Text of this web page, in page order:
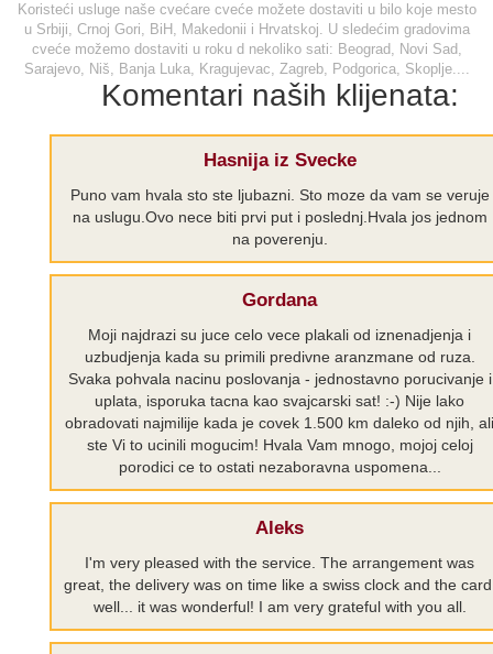
Koristeći usluge naše cvećare cveće možete dostaviti u bilo koje mesto
u Srbiji, Crnoj Gori, BiH, Makedonii i Hrvatskoj. U sledećim gradovima
cveće možemo dostaviti u roku d nekoliko sati: Beograd, Novi Sad,
Sarajevo, Niš, Banja Luka, Kragujevac, Zagreb, Podgorica, Skoplje....
Komentari naših klijenata:
Hasnija iz Svecke
Puno vam hvala sto ste ljubazni. Sto moze da vam se veruje
na uslugu.Ovo nece biti prvi put i poslednj.Hvala jos jednom
na poverenju.
Gordana
Moji najdrazi su juce celo vece plakali od iznenadjenja i
uzbudjenja kada su primili predivne aranzmane od ruza.
Svaka pohvala nacinu poslovanja - jednostavno porucivanje i
uplata, isporuka tacna kao svajcarski sat! :-) Nije lako
obradovati najmilije kada je covek 1.500 km daleko od njih, ali
ste Vi to ucinili mogucim! Hvala Vam mnogo, mojoj celoj
porodici ce to ostati nezaboravna uspomena...
Aleks
I'm very pleased with the service. The arrangement was
great, the delivery was on time like a swiss clock and the
well... it was wonderful! I am very grateful with you all.